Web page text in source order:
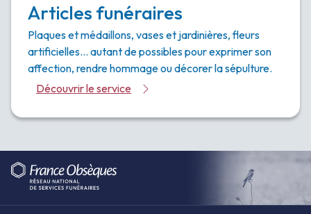
Articles funéraires
Plaques et médaillons, vases et jardinières, fleurs
artificielles… autant de possibles pour exprimer son
affection, rendre hommage ou décorer la sépulture.
Découvrir le service